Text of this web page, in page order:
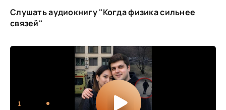
Слушать аудиокнигу "Когда физика сильнее
связей"
1